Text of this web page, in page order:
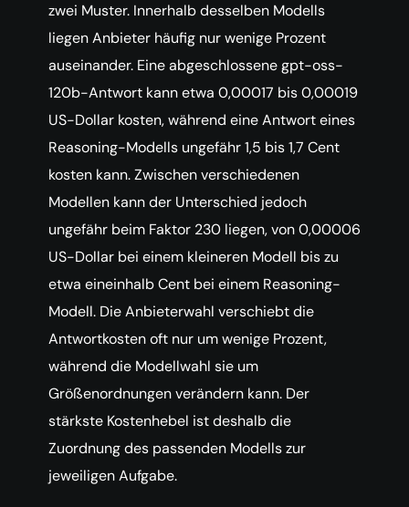
zwei Muster. Innerhalb desselben Modells
liegen Anbieter häufig nur wenige Prozent
auseinander. Eine abgeschlossene gpt-oss-
120b-Antwort kann etwa 0,00017 bis 0,00019
US-Dollar kosten, während eine Antwort eines
Reasoning-Modells ungefähr 1,5 bis 1,7 Cent
kosten kann. Zwischen verschiedenen
Modellen kann der Unterschied jedoch
ungefähr beim Faktor 230 liegen, von 0,00006
US-Dollar bei einem kleineren Modell bis zu
etwa eineinhalb Cent bei einem Reasoning-
Modell. Die Anbieterwahl verschiebt die
Antwortkosten oft nur um wenige Prozent,
während die Modellwahl sie um
Größenordnungen verändern kann. Der
stärkste Kostenhebel ist deshalb die
Zuordnung des passenden Modells zur
jeweiligen Aufgabe.